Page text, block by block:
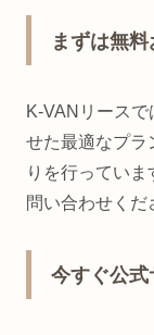
まずは無
K-VANリース
せた最適なプラ
りを行ってい
問い合わせくだ
今すぐ公式